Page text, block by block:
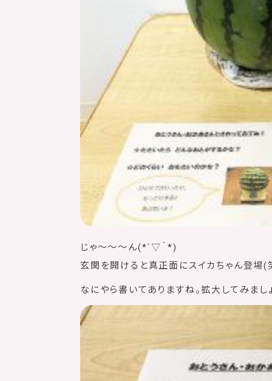
じゃ〜〜〜ん(*´▽｀*)
玄関を開けると真正面にスイカちゃん登場(
なにやら書いてありますね。拡大してみま